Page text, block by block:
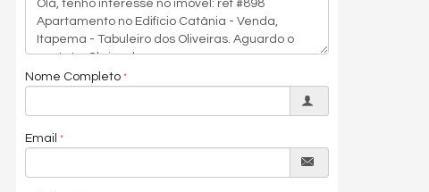
Nome Completo
Email